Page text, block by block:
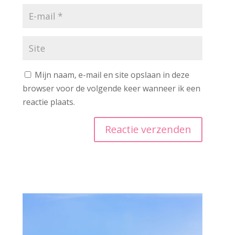
Mijn naam, e-mail en site opslaan in deze
browser voor de volgende keer wanneer ik een
reactie plaats.